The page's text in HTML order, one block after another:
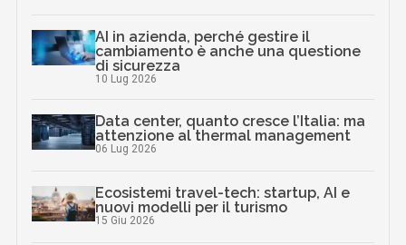
AI in azienda, perché gestire il
cambiamento è anche una questione
di sicurezza
10 Lug 2026
Data center, quanto cresce l’Italia: ma
attenzione al thermal management
06 Lug 2026
Ecosistemi travel-tech: startup, AI e
nuovi modelli per il turismo
15 Giu 2026